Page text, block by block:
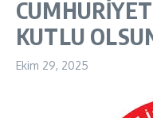
KUTLU
Ekim 29, 2025